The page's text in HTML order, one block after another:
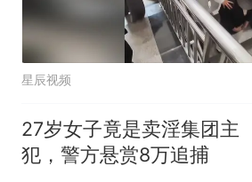
星辰视频
27岁女子竟是卖淫集团主
犯，警方悬赏8万追捕